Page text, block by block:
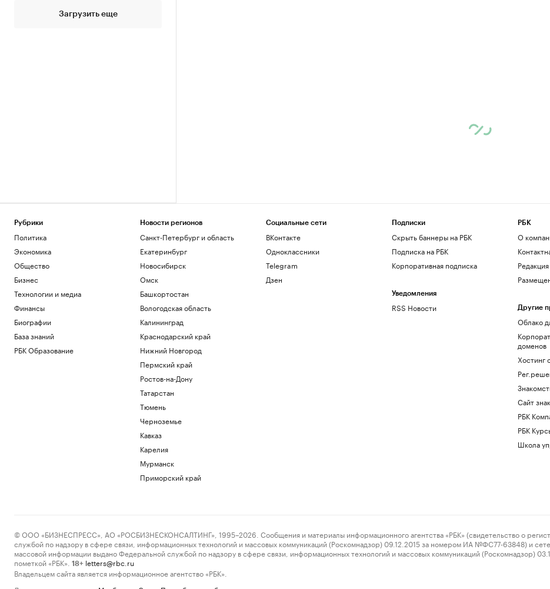
Загрузить еще
Рубрики
Политика
Экономика
Общество
Бизнес
Технологии и медиа
Финансы
Биографии
База знаний
РБК Образование
Новости регионов
Санкт-Петербург и область
Екатеринбург
Новосибирск
Омск
Башкортостан
Вологодская область
Калининград
Краснодарский край
Нижний Новгород
Пермский край
Ростов-на-Дону
Татарстан
Тюмень
Черноземье
Кавказ
Карелия
Мурманск
Приморский край
Социальные сети
ВКонтакте
Одноклассники
Telegram
Дзен
Подписки
Скрыть баннеры на РБК
Подписка на РБК
Корпоративная подписка
Уведомления
RSS Новости
РБК
О
Редакция
Другие
Облако
доменов
Хостинг
Сайт
РБК
РБК
Школа
© ООО «БИЗНЕСПРЕСС», АО «РОСБИЗНЕСКОНСАЛТИНГ», 1995–2026. Сообщения и материалы информационного агентства «РБК» (свидетельство о
службой по надзору в сфере связи, информационных технологий и массовых коммуникаций (Роскомнадзор) 09.12.2015 за номером ИА №ФС77-63848) и
массовой информации выдано Федеральной службой по надзору в сфере связи, информационных технологий и массовых коммуникаций (Роскомнадзор)
пометкой «РБК».
18+ letters@rbc.ru
Владельцем сайта является информационное агентство «РБК».